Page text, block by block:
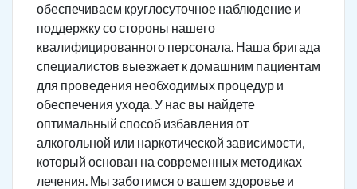
обеспечиваем круглосуточное наблюдение и
поддержку со стороны нашего
квалифицированного персонала. Наша бригада
специалистов выезжает к домашним пациентам
для проведения необходимых процедур и
обеспечения ухода. У нас вы найдете
оптимальный способ избавления от
алкогольной или наркотической зависимости,
который основан на современных методиках
лечения. Мы заботимся о вашем здоровье и